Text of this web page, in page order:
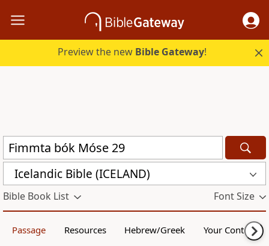
Preview the new Bible Gateway!
Icelandic Bible (ICELAND)
Bible Book List Font Size
Passage Resources Hebrew/Greek Your Content